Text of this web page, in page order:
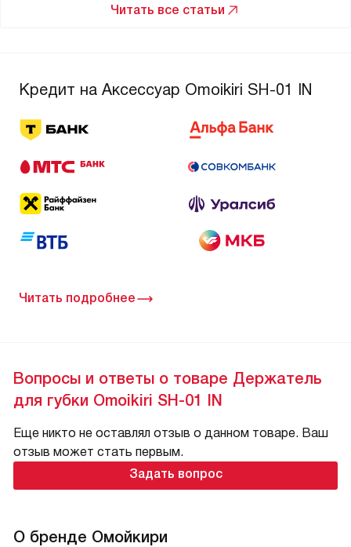
Читать все статьи
Кредит на Аксессуар Omoikiri SH-01 IN
Читать подробнее
Вопросы и ответы о товаре Держатель
для губки Omoikiri SH-01 IN
Еще никто не оставлял отзыв о данном товаре. Ваш
отзыв может стать первым.
Задать вопрос
О бренде Омойкири